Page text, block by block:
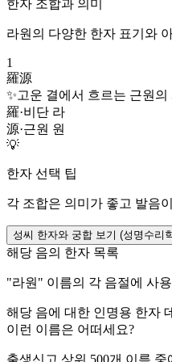
한자 조합과 의미
라원 의 다양한 한자 표기와
1
羅源
✨고운 결에서 흐르는 근원의
羅·비단 라
源·근원 원
💡
한자 선택 팁
각 조합은 의미가 좋고 발음
성씨 한자와 궁합 보기 (성명수리
해당 음의 한자 목록
"라원 " 이름의 각 음절에 사
해당 음에 대한 인명용 한자
이런 이름은 어떠세요?